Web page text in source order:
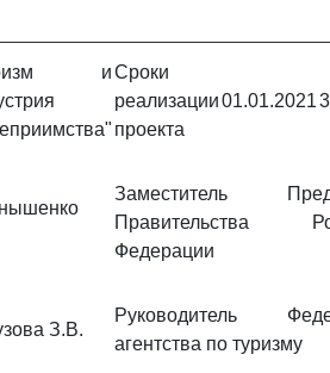
иСроки
реализации
проекта
01.01.2021
Заместитель
Правительства
Федерации
З.В.
Руководитель
агентства по туризму